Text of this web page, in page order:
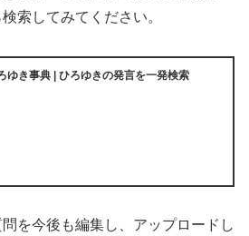
索してみてください。
ゆき事典 | ひろゆきの発言を一発検索
を今後も編集し、アップロードし